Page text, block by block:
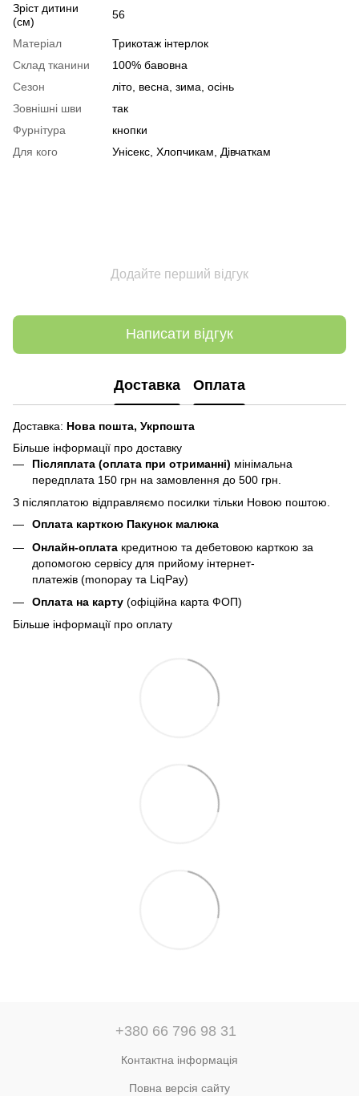
Зріст дитини
(см)
56
Матеріал
Трикотаж інтерлок
Склад тканини
100% бавовна
Сезон
літо, весна, зима, осінь
Зовнішні шви
так
Фурнітура
кнопки
Для кого
Унісекс, Хлопчикам, Дівчаткам
Додайте перший відгук
Написати відгук
Доставка Оплата
Доставка: Нова пошта, Укрпошта
Більше інформації про доставку
Післяплата (оплата при отриманні) мінімальна
передплата 150 грн на замовлення до 500 грн.
З післяплатою відправляємо посилки тільки Новою поштою.
Оплата карткою Пакунок малюка
Онлайн-оплата кредитною та дебетовою карткою за
допомогою сервісу для прийому інтернет-
платежів (monopay та LiqPay)
Оплата на карту (офіційна карта ФОП)
Більше інформації про оплату
+380 66 796 98 31
Контактна інформація
Повна версія сайту